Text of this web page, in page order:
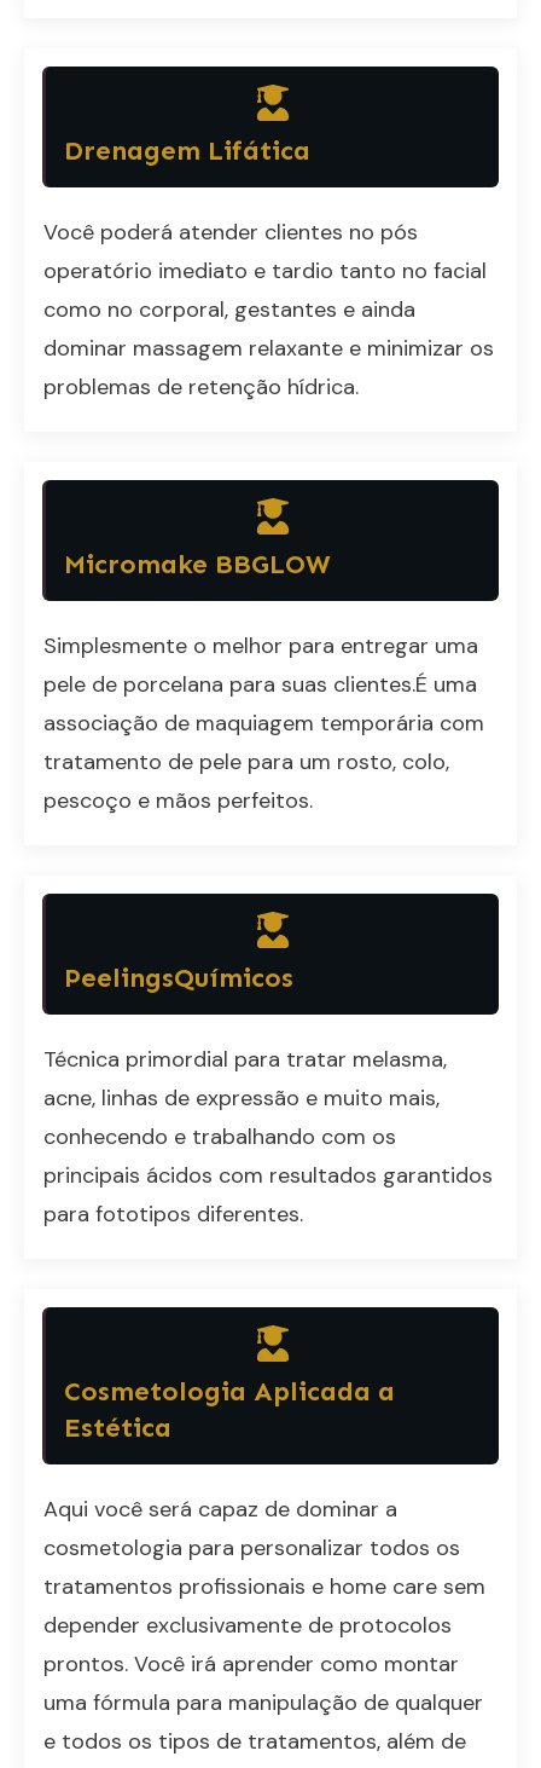
Drenagem Lifática
Você poderá atender clientes no pós
operatório imediato e tardio tanto no facial
como no corporal, gestantes e ainda
dominar massagem relaxante e minimizar os
problemas de retenção hídrica.
Micromake BBGLOW
Simplesmente o melhor para entregar uma
pele de porcelana para suas clientes.É uma
associação de maquiagem temporária com
tratamento de pele para um rosto, colo,
pescoço e mãos perfeitos.
PeelingsQuímicos
Técnica primordial para tratar melasma,
acne, linhas de expressão e muito mais,
conhecendo e trabalhando com os
principais ácidos com resultados garantidos
para fototipos diferentes.
Cosmetologia Aplicada a
Estética
Aqui você será capaz de dominar a
cosmetologia para personalizar todos os
tratamentos profissionais e home care sem
depender exclusivamente de protocolos
prontos. Você irá aprender como montar
uma fórmula para manipulação de qualquer
e todos os tipos de tratamentos, além de